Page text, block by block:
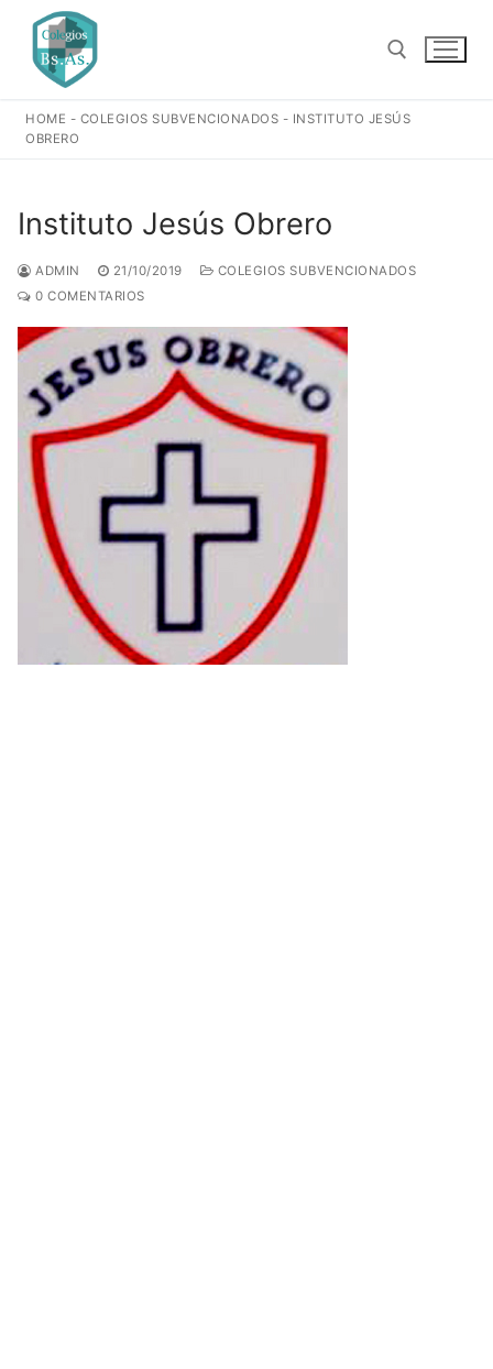
contenido
HOME - COLEGIOS SUBVENCIONADOS - INSTITUTO JESÚS
OBRERO
Instituto Jesús Obrero
ADMIN 21/10/2019
COLEGIOS SUBVENCIONADOS
0 COMENTARIOS